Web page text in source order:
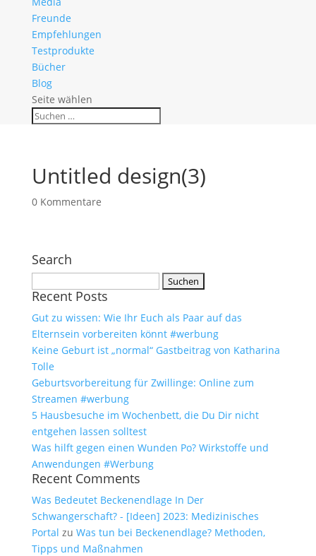
Freunde
Empfehlungen
Testprodukte
Bücher
Blog
Seite wählen
Untitled design(3)
0 Kommentare
Search
nach:
Recent Posts
Gut zu wissen: Wie Ihr Euch als Paar auf das
Elternsein vorbereiten könnt #werbung
Keine Geburt ist „normal“ Gastbeitrag von Katharina
Tolle
Geburtsvorbereitung für Zwillinge: Online zum
Streamen #werbung
5 Hausbesuche im Wochenbett, die Du Dir nicht
entgehen lassen solltest
Was hilft gegen einen Wunden Po? Wirkstoffe und
Anwendungen #Werbung
Recent Comments
Was Bedeutet Beckenendlage In Der
Schwangerschaft? - [Ideen] 2023: Medizinisches
Portal zu Was tun bei Beckenendlage? Methoden,
Tipps und Maßnahmen